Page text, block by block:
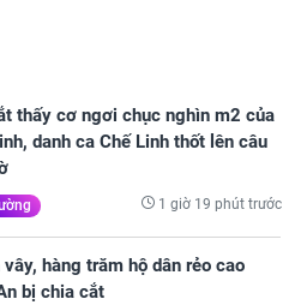
thấy cơ ngơi chục nghìn m2 của
danh ca Chế Linh thốt lên câu
1 giờ 19 phút trước
vây, hàng trăm hộ dân rẻo cao
bị chia cắt